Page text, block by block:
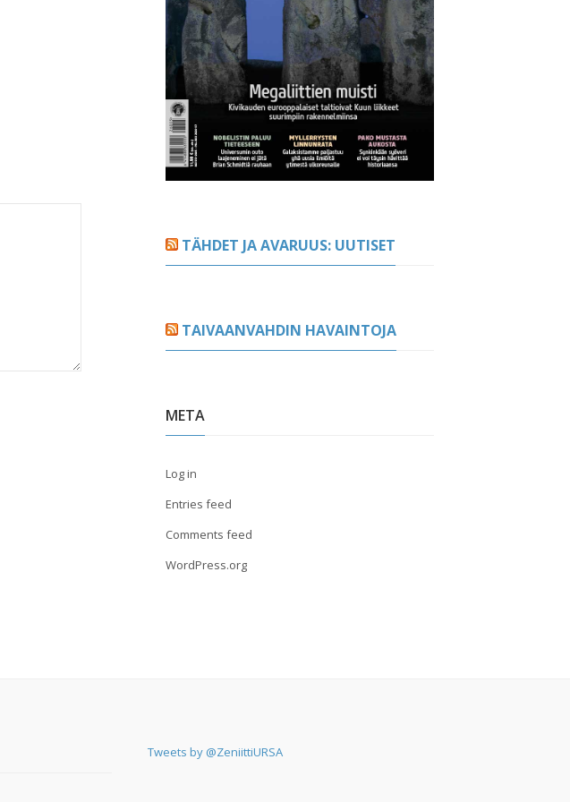
TÄHDET JA AVARUUS: UUTISET
TAIVAANVAHDIN HAVAINTOJA
META
Log in
Entries feed
Comments feed
WordPress.org
Tweets by @ZeniittiURSA